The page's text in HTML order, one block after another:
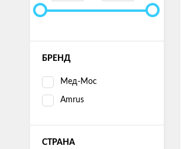
БРЕНД
Мед-Мос
Amrus
СТРАНА